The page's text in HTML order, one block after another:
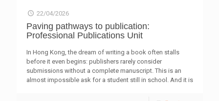
灣區建設與青年發展工作。 現場亦頒發首批「鄉村人才
庫」聘書，設有主題展覽及《少年中山2026：同名同夢》話
劇表演，並有青年代表分享感受。嘉賓隨後參觀培訓中心的
遺項目，感受當地濃厚的人文氣息與鄉村振興成果。 香港
青年協會中山三鄉青年培訓中心位於中山市三鄉鎮雍陌村，
設有可容納42人的宿位及多功能活動室，設備一應俱全。
中心將重點推動三大方向，包括打造大灣區香港青年國情教
22/04/2026
Paving pathways to publication:
Professional Publications Unit
In Hong Kong, the dream of writing a book often stalls
before it even begins: publishers rarely consider
submissions without a complete manuscript. This is an
almost impossible ask for a student still in school. And it is